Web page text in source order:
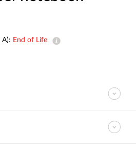
A): End of Life